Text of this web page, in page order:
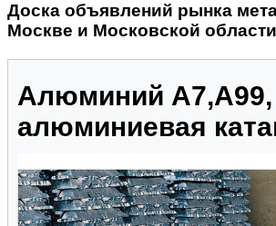
Доска объявлений рынка
Москве и Московской области
Алюминий А7,А99,
алюминиевая